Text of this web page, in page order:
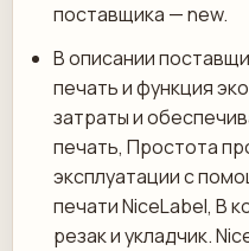
поставщика — new.
В описании
печать и функция
затраты и
печать, Простота
эксплуатации с
печати NiceLabel, В
резак и укладчик.